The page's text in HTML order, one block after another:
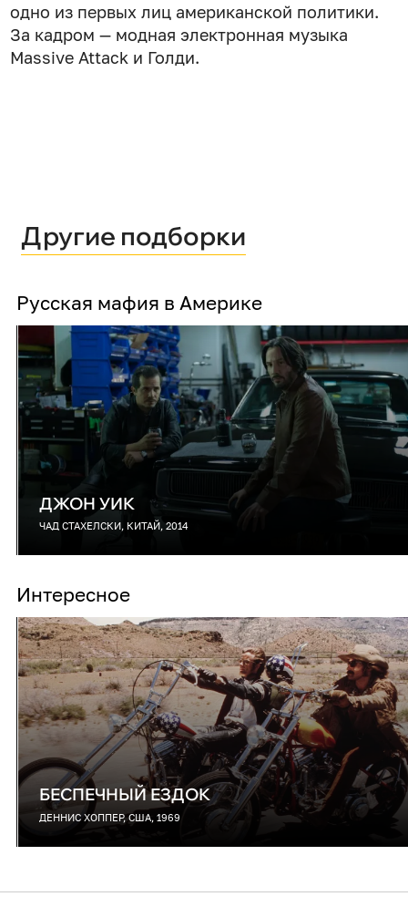
одно из первых лиц американской политики.
За кадром — модная электронная музыка
Massive Attack и Голди.
Другие подборки
Русская мафия в Америке
ДЖОН УИК
ЧАД СТАХЕЛСКИ, КИТАЙ, 2014
Интересное
БЕСПЕЧНЫЙ ЕЗДОК
ДЕННИС ХОППЕР, США, 1969